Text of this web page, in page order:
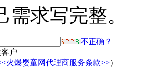
需求写完整。
不正确？
户
火爆婴童网代理商服务条款>>）